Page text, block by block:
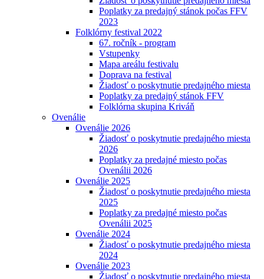
Poplatky za predajný stánok počas FFV
2023
Folklórny festival 2022
67. ročník - program
Vstupenky
Mapa areálu festivalu
Doprava na festival
Žiadosť o poskytnutie predajného miesta
Poplatky za predajný stánok FFV
Folklórna skupina Kriváň
Ovenálie
Ovenálie 2026
Žiadosť o poskytnutie predajného miesta
2026
Poplatky za predajné miesto počas
Ovenálii 2026
Ovenálie 2025
Žiadosť o poskytnutie predajného miesta
2025
Poplatky za predajné miesto počas
Ovenálii 2025
Ovenálie 2024
Žiadosť o poskytnutie predajného miesta
2024
Ovenálie 2023
Žiadosť o poskytnutie predajného miesta